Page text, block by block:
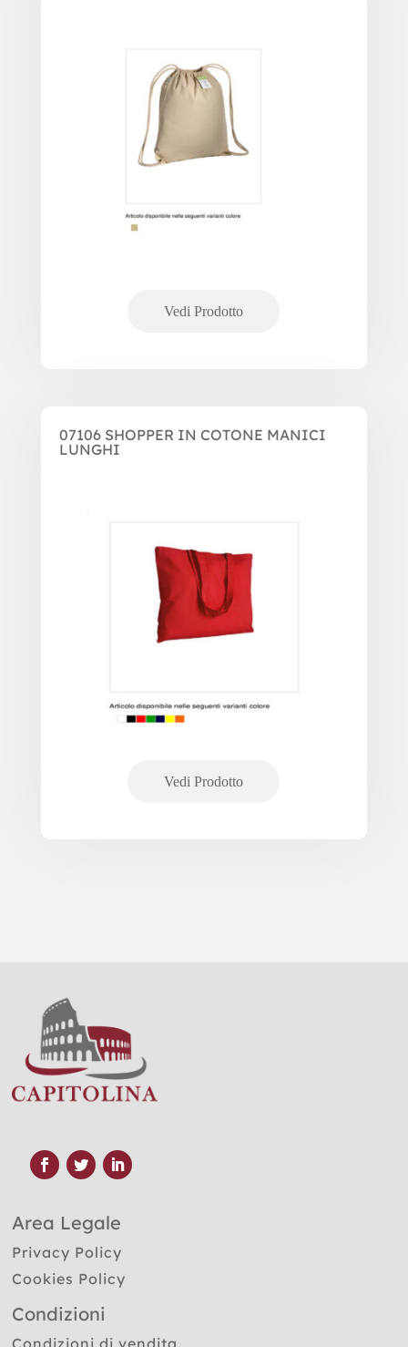
07106 SHOPPER IN COTONE MANICI
LUNGHI
Area Legale
Privacy Policy
Cookies Policy
Condizioni
Condizioni di vendita.